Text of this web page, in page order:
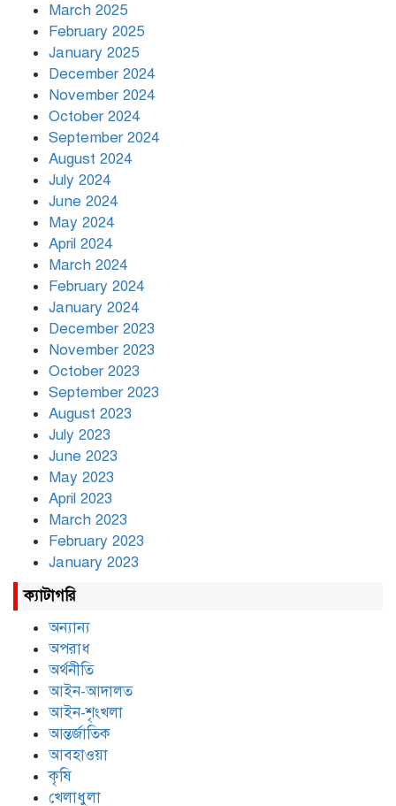
March 2025
February 2025
January 2025
December 2024
November 2024
October 2024
September 2024
August 2024
July 2024
June 2024
May 2024
April 2024
March 2024
February 2024
January 2024
December 2023
November 2023
October 2023
September 2023
August 2023
July 2023
June 2023
May 2023
April 2023
March 2023
February 2023
January 2023
ক্যাটাগরি
অন্যান্য
অপরাধ
অর্থনীতি
আইন-আদালত
আইন-শৃংখলা
আন্তর্জাতিক
আবহাওয়া
কৃষি
খেলাধুলা